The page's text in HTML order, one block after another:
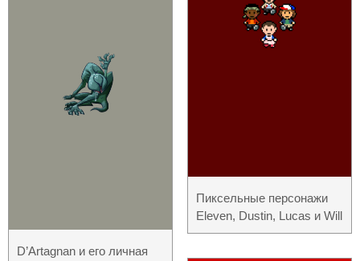
D’Artagnan и его личная
Пиксельные персонажи
Eleven, Dustin, Lucas и Will